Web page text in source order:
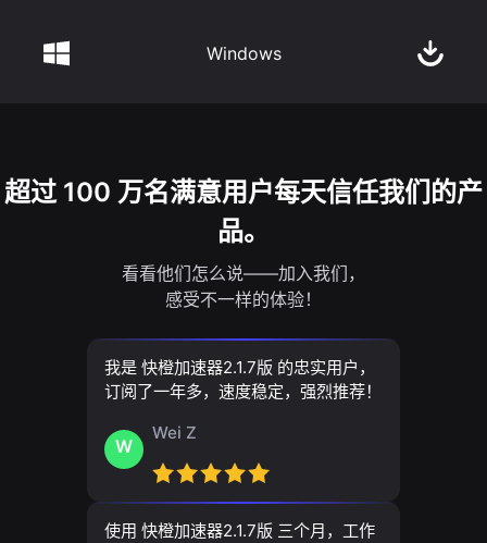
Windows
超过 100 万名满意用户每天信任我们的产
品。
看看他们怎么说——加入我们，
感受不一样的体验！
我是 快橙加速器2.1.7版 的忠实用户，
订阅了一年多，速度稳定，强烈推荐！
W
Wei Z
使用 快橙加速器2.1.7版 三个月，工作